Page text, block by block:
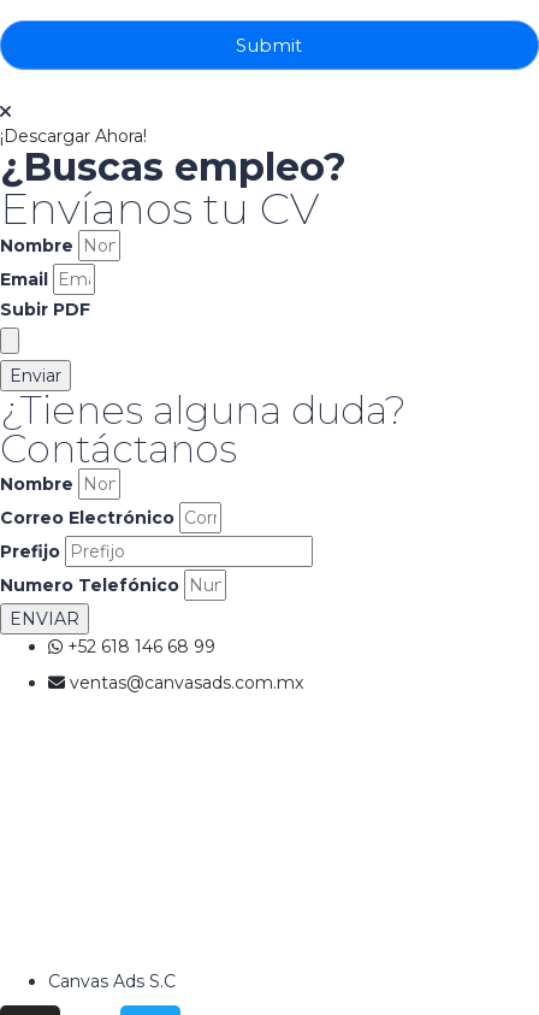
Submit
¡Descargar Ahora!
¿Buscas empleo?
Envíanos tu CV
Nombre
Email
Subir PDF
Enviar
¿Tienes alguna duda?
Contáctanos
Nombre
Correo Electrónico
Prefijo
Numero Telefónico
ENVIAR
+52 618 146 68 99
ventas@canvasads.com.mx
Canvas Ads S.C